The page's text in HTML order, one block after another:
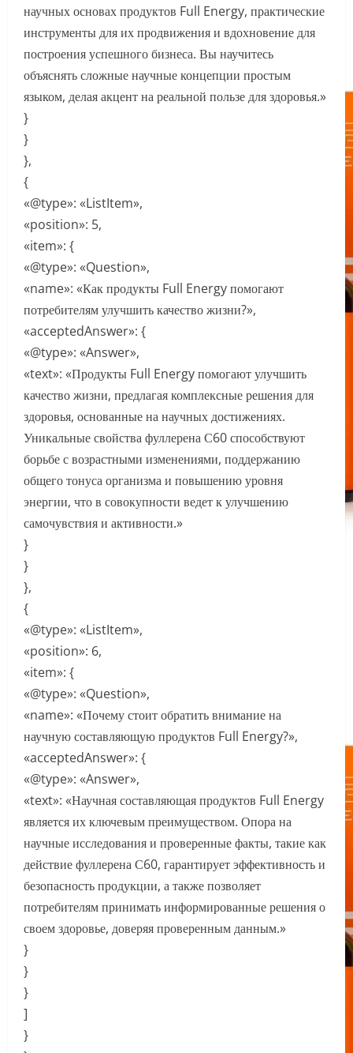
научных основах продуктов Full Energy, практические
инструменты для их продвижения и вдохновение для
построения успешного бизнеса. Вы научитесь
объяснять сложные научные концепции простым
языком, делая акцент на реальной пользе для здоровья.»
}
}
},
{
«@type»: «ListItem»,
«position»: 5,
«item»: {
«@type»: «Question»,
«name»: «Как продукты Full Energy помогают
потребителям улучшить качество жизни?»,
«acceptedAnswer»: {
«@type»: «Answer»,
«text»: «Продукты Full Energy помогают улучшить
качество жизни, предлагая комплексные решения для
здоровья, основанные на научных достижениях.
Уникальные свойства фуллерена С60 способствуют
борьбе с возрастными изменениями, поддержанию
общего тонуса организма и повышению уровня
энергии, что в совокупности ведет к улучшению
самочувствия и активности.»
}
}
},
{
«@type»: «ListItem»,
«position»: 6,
«item»: {
«@type»: «Question»,
«name»: «Почему стоит обратить внимание на
научную составляющую продуктов Full Energy?»,
«acceptedAnswer»: {
«@type»: «Answer»,
«text»: «Научная составляющая продуктов Full Energy
является их ключевым преимуществом. Опора на
научные исследования и проверенные факты, такие как
действие фуллерена С60, гарантирует эффективность и
безопасность продукции, а также позволяет
потребителям принимать информированные решения о
своем здоровье, доверяя проверенным данным.»
}
}
}
]
}